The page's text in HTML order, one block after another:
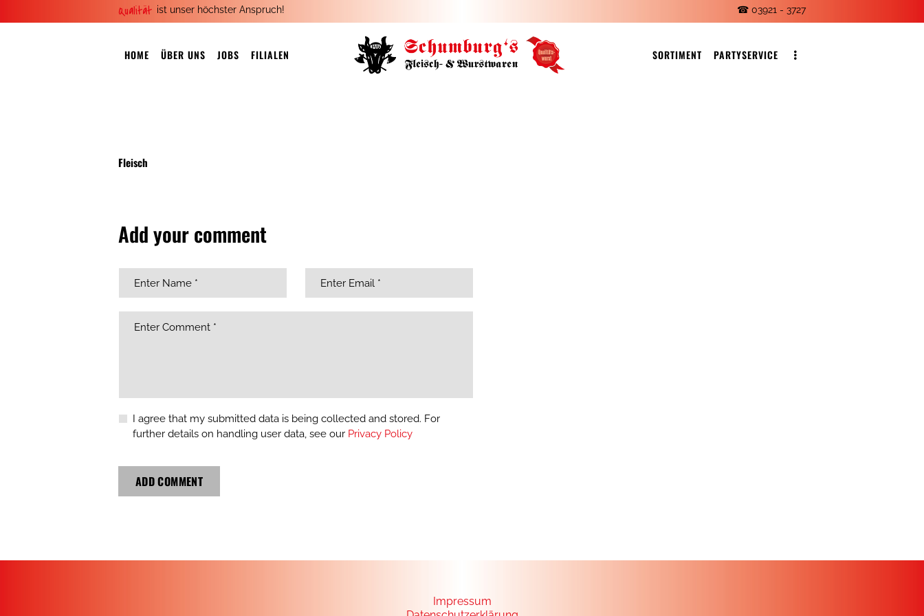
Qualität ist unser höchster Anspruch! ☎ 03921 - 3727
HOME ÜBER UNS JOBS FILIALEN SORTIMENT PARTYSERVICE
HOME
ÜBER UNS
JOBS
Fleisch
Add your comment
I agree that my submitted data is being collected and stored. For
further details on handling user data, see our Privacy Policy
Impressum